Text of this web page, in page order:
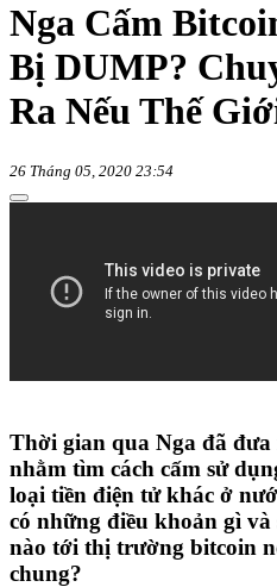
Nga Cấm
Bị DUMP?
Ra Nếu Thế
26 Tháng 05, 2020 23:54
Thời gian qua Nga đã
nhằm tìm cách cấm sử
loại tiền điện tử khác ở
có những điều khoản gì
nào tới thị trường bitcoin
chung?